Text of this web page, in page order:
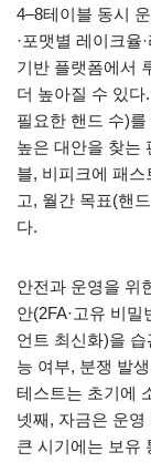
4–8테이블 동시
·포맷별 레이크율
기반 플랫폼에서
더 높아질 수 있
필요한 핸드 수)
높은 대안을 찾는
블, 비피크에 패
고, 월간 목표(핸
다.
안전과 운영을 위
안(2FA·고유 비
언트 최신화)을
능 여부, 분쟁 발
테스트는 초기에
넷째, 자금은 운영
큰 시기에는 보유